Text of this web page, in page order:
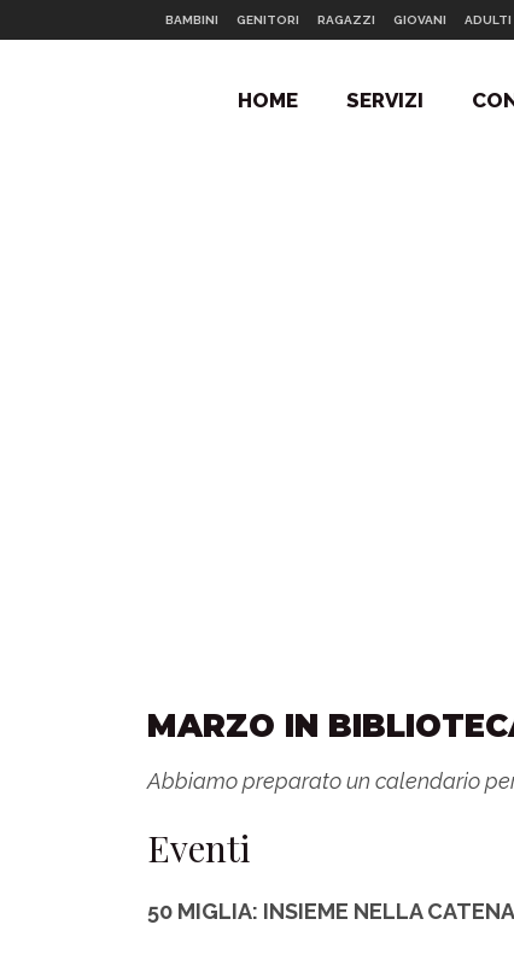
BAMBINI GENITORI RAGAZZI GIOVANI ADULTI
HOME SERVIZI
MARZO IN
Abbiamo preparato un calendario
Eventi
50 MIGLIA: INSIEME NELLA